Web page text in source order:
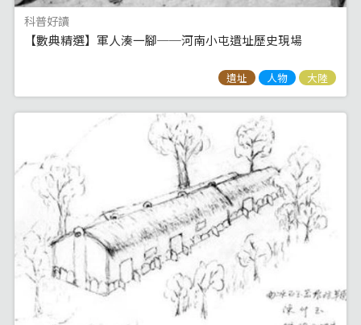
科普好讀
【數典精選】軍人湊一腳──河南小屯遺址歷史現場
遺址 人物 大陸